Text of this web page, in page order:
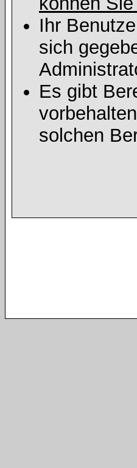
Ihr
sich
Es gibt
solchen